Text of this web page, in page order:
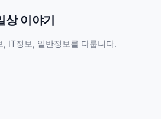
상 이야기
, IT정보, 일반정보를 다룹니다.